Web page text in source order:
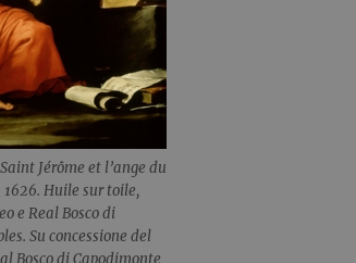
Jérôme et l’ange du
Huile sur toile,
e Real Bosco di
Su concessione del